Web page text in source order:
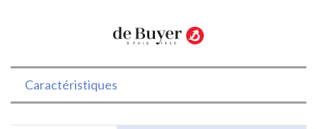
Caractéristiques